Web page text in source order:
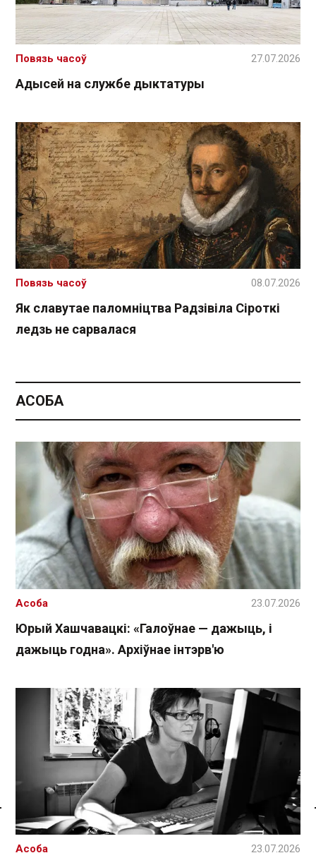
Спасылка без VPN
Адысей на службе дыктатуры
Повязь часоў 27.07.2026
Як славутае паломніцтва Радзівіла Сіроткі
ледзь не сарвалася
Повязь часоў 08.07.2026
АСОБА
Юрый Хашчавацкі: «Галоўнае — дажыць, і
дажыць годна». Архіўнае інтэрв'ю
Асоба 23.07.2026
Асоба 23.07.2026